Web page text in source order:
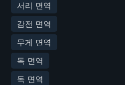
서리 면역
감전 면역
무게 면역
독 면역
독 면역